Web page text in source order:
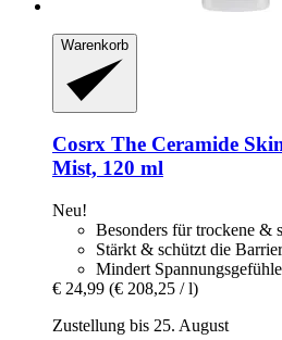
Warenkorb
Cosrx The Ceramide
Mist, 120 ml
Neu!
Besonders für trockene &
Stärkt & schützt die
Mindert
€ 24,99 (€ 208,25 / l)
Zustellung bis 25. August